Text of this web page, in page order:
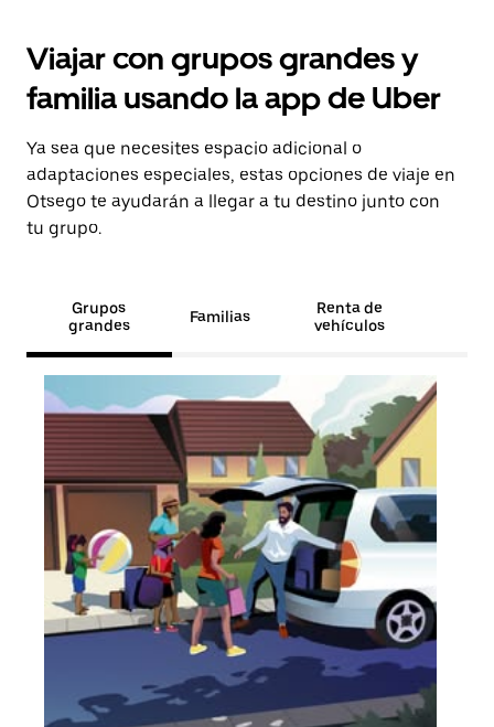
Viajar con grupos grandes y
familia usando la app de Uber
Ya sea que necesites espacio adicional o
adaptaciones especiales, estas opciones de viaje en
Otsego te ayudarán a llegar a tu destino junto con
tu grupo.
Grupos
grandes
Familias
Renta de
vehículos